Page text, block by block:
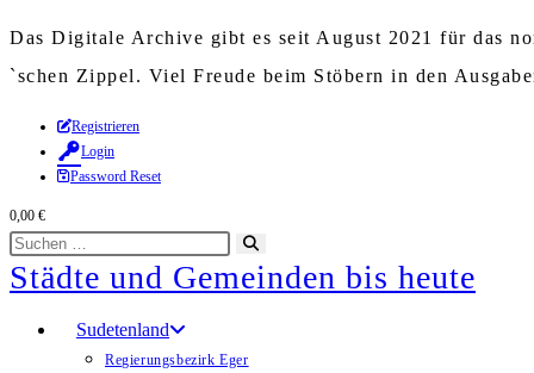
Das Digitale Archive gibt es seit August 2021 für das
`schen Zippel. Viel Freude beim Stöbern in den
Zum
Inhalt
springen
Registrieren
Login
Password Reset
0,00 €
Diese
Website
durchsuchen
starten
Städte und Gemeinden bis heute
Sudetenland
Regierungsbezirk Eger